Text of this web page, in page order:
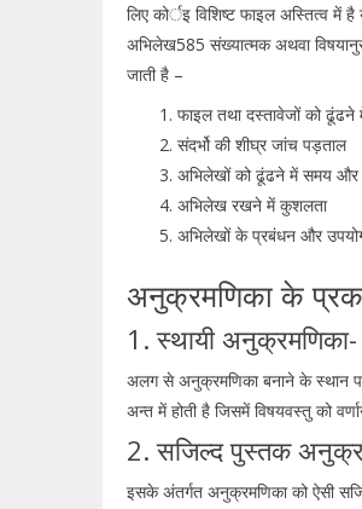
लिए कोर्इ विशिष्ट फाइल अस्तित्व में
अभिलेख585 संख्यात्मक अथवा
जाती है –
फाइल तथा दस्तावेजों को ढूंढने
संदर्भो की शीघ्र जांच पड़ताल
अभिलेखों को ढूंढने में समय
अभिलेख रखने में कुशलता
अभिलेखों के प्रबंधन और
अनुक्रमणिका के
1. स्थायी अनुक्रमणिका-
अलग से अनुक्रमणिका बनाने के स्थान
अन्त में होती है जिसमें विषयवस्तु को
2. सजिल्द पुस्तक
इसके अंतर्गत अनुक्रमणिका को ऐसी